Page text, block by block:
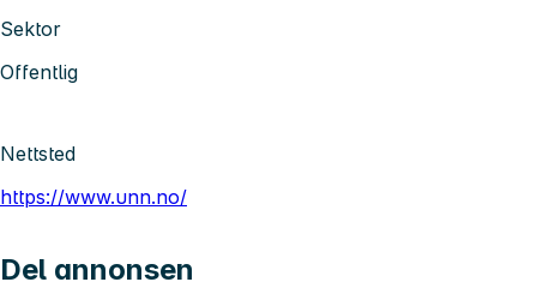
Sektor
Offentlig
Nettsted
https://www.unn.no/
Del annonsen